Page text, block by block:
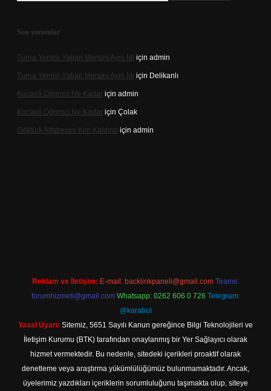
Son yorumlar
Turna Yemisi Yaban Mersini Aynı Mı için admin
Turna Yemisi Yaban Mersini Aynı Mı için Delikanlı
Kocaeli Öğrenci Ne Kadar için admin
Kocaeli Öğrenci Ne Kadar için Çolak
Göktürk Alfabesini Kim Kaldırdı için admin
Reklam ve İletişim: E-mail: backlinkpaneli@gmail.com Teams:
forumhizmeti@gmail.com Whatsapp: 0262 606 0 726 Telegram:
@karabul
Yasal Uyarı: Sitemiz, 5651 Sayılı Kanun gereğince Bilgi Teknolojileri ve
İletişim Kurumu (BTK) tarafından onaylanmış bir Yer Sağlayıcı olarak
hizmet vermektedir. Bu nedenle, sitedeki içerikleri proaktif olarak
denetleme veya araştırma yükümlülüğümüz bulunmamaktadır. Ancak,
üyelerimiz yazdıkları içeriklerin sorumluluğunu taşımakta olup, siteye